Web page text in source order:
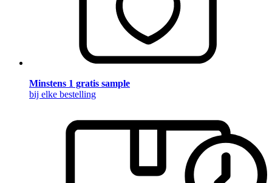
Minstens 1 gratis sample
bij elke bestelling